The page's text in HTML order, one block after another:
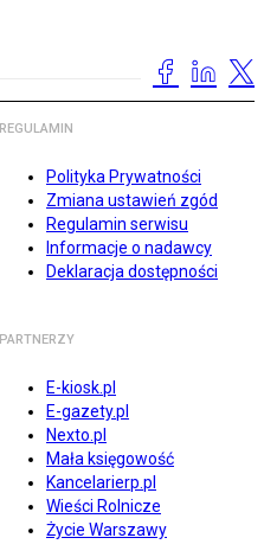
REGULAMIN
Polityka Prywatności
Zmiana ustawień zgód
Regulamin serwisu
Informacje o nadawcy
Deklaracja dostępności
PARTNERZY
E-kiosk.pl
E-gazety.pl
Nexto.pl
Mała księgowość
Kancelarierp.pl
Wieści Rolnicze
Życie Warszawy